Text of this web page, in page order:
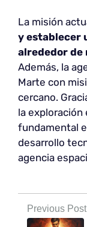
La misión
y establecer
alrededor
Además, la
Marte con
cercano.
la exploración
fundamental
desarrollo
agencia
Previous Post